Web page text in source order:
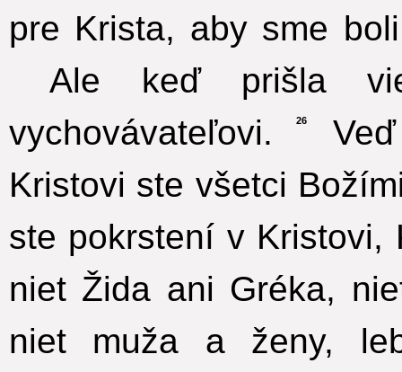
pre Krista, aby sme
Ale keď prišla
vychovávateľovi.
26
Kristovi ste všetci
ste pokrstení v Kristovi,
niet Žida ani Gréka,
niet muža a ženy,